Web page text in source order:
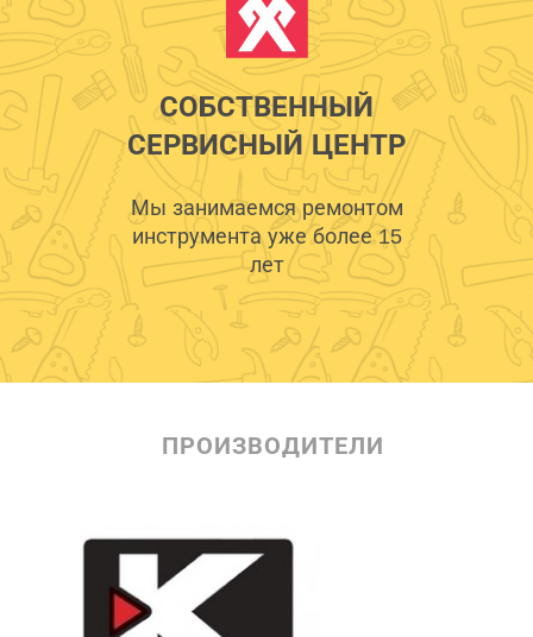
СОБСТВЕННЫЙ
СЕРВИСНЫЙ ЦЕНТР
Мы занимаемся ремонтом
инструмента уже более 15
лет
ПРОИЗВОДИТЕЛИ